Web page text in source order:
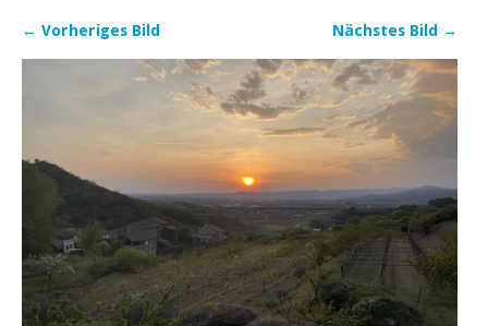
← Vorheriges Bild Nächstes Bild →